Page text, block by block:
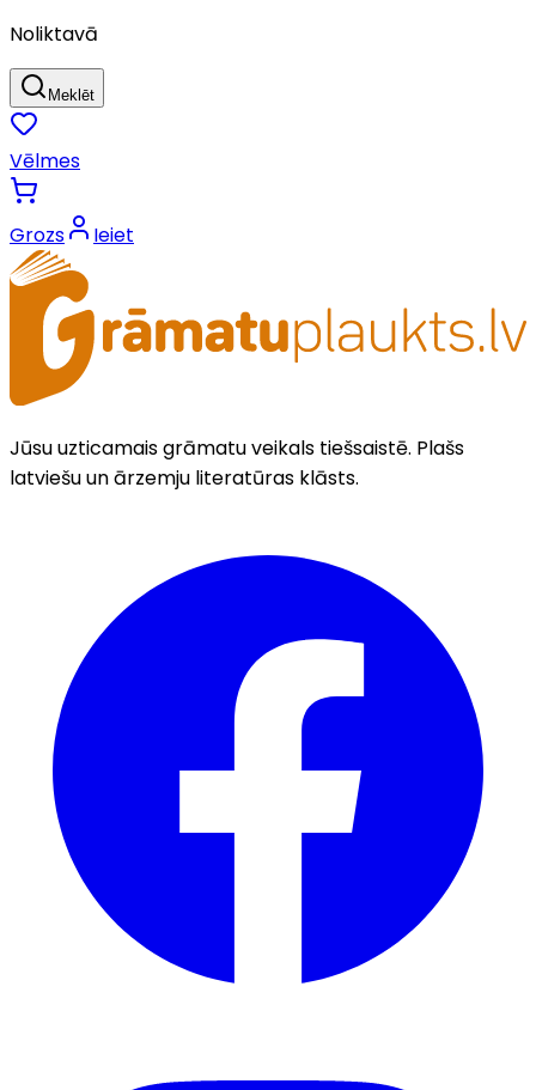
Noliktavā
Meklēt
Vēlmes
Grozs Ieiet
Jūsu uzticamais grāmatu veikals tiešsaistē. Plašs
latviešu un ārzemju literatūras klāsts.